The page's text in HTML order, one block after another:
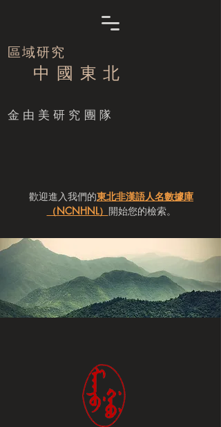
區域研究
中 國 東 北
​金由美研究團隊
歡迎進入我們的東北非漢語人名數據庫
（NCNHNL） 開始您的檢索。